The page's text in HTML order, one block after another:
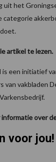
uit het
categorie
artikel te lezen.
een initiatief
van vakbladen
informatie over
voor jou!